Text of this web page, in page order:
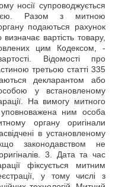
носії супроводжується
Разом з митною
подаються рахунок
вартість товару,
цим Кодексом, -
Відомості про
третьою статті 335
декларантом або
у встановленому
На вимогу митного
ним особа
органу оригінали
в установленому
законодавством не
3. Дата та час
фіксується митним
у тому числі з